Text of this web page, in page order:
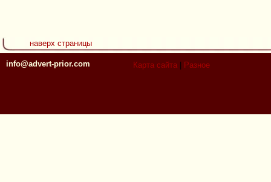
наверх страницы
info@advert-prior.com Карта сайта Разное